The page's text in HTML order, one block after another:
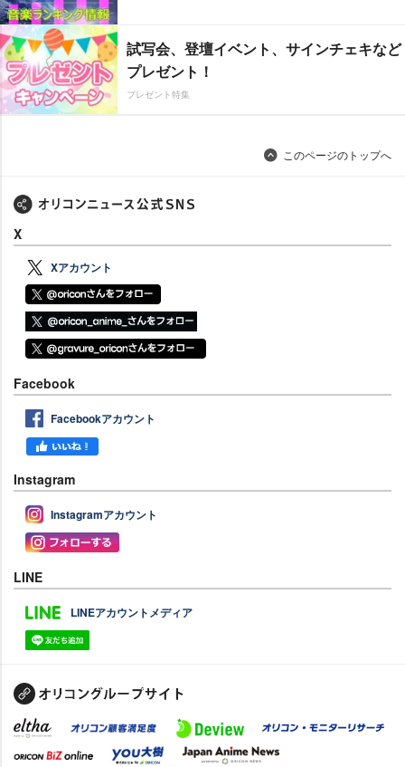
試写会、登壇イベント、サインチェキなど
プレゼント！
プレゼント特集
このページのトップへ
X
Xアカウント
Facebook
Facebookアカウント
Instagram
Instagramアカウント
LINE
LINEアカウントメディア